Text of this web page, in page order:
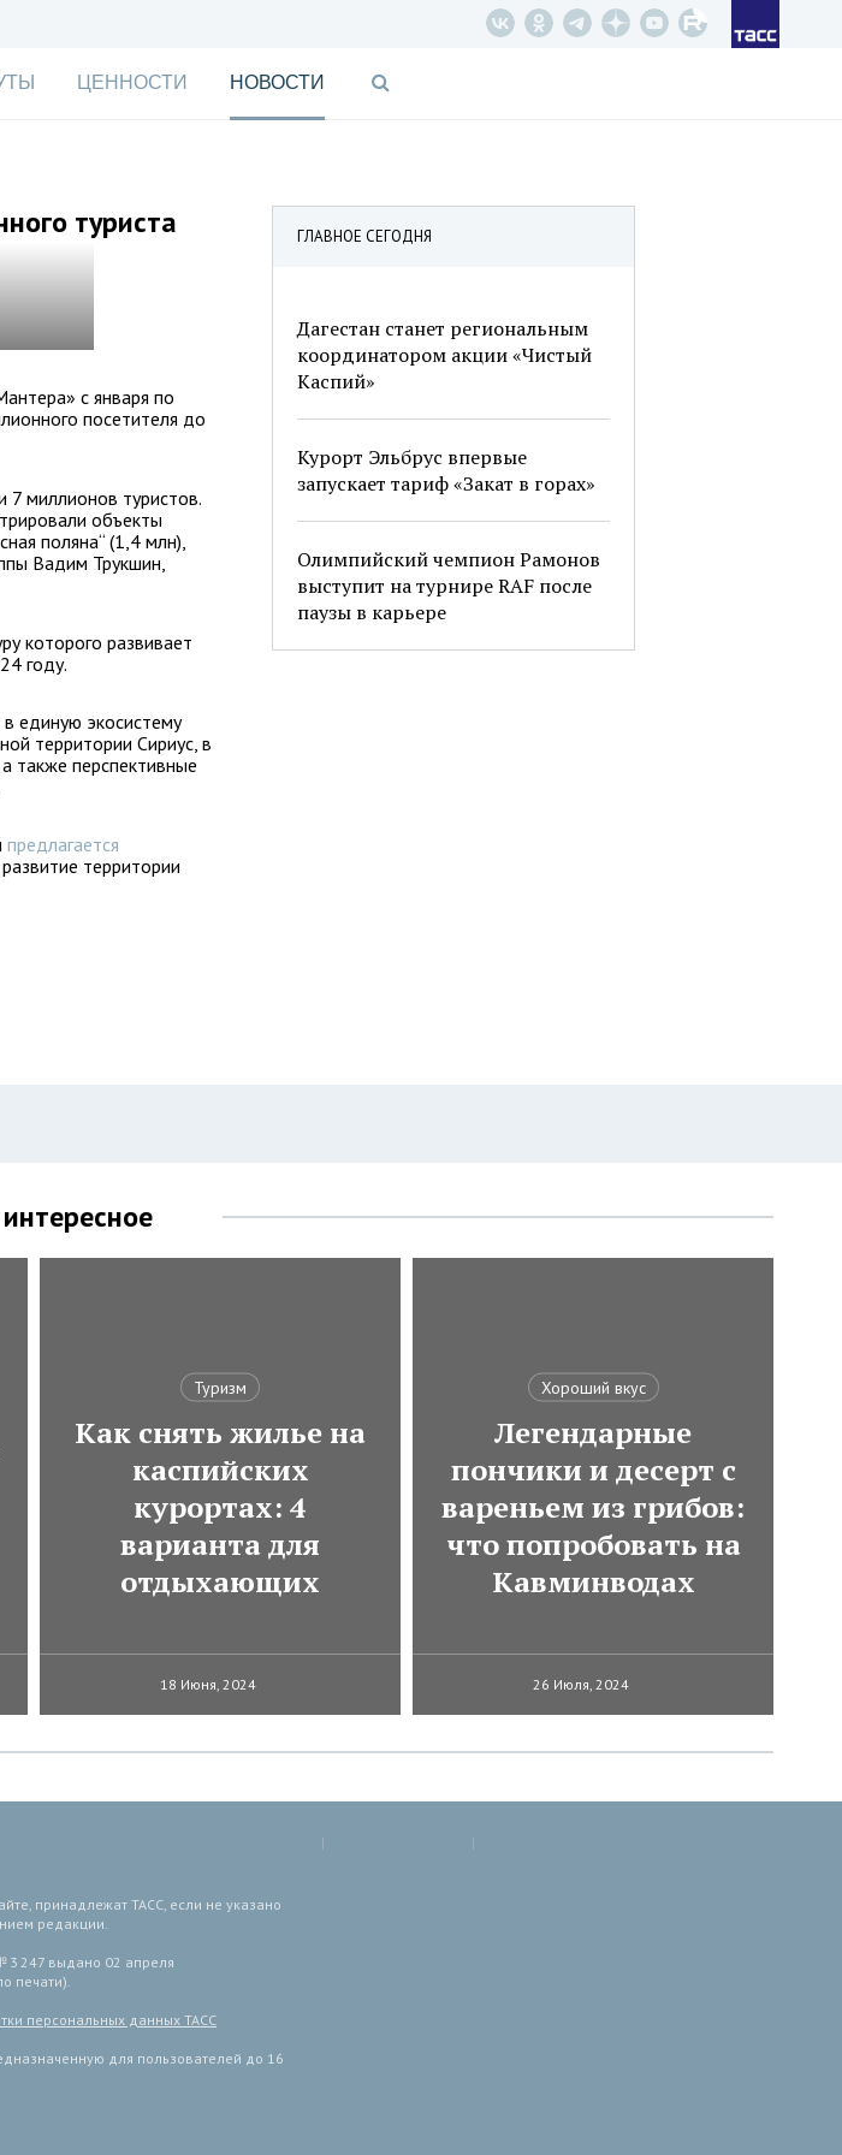
ЦЕННОСТИ НОВОСТИ
ГЛАВНОЕ СЕГОДНЯ
Дагестан станет региональным
координатором акции «Чистый
Каспий»
Курорт Эльбрус впервые
запускает тариф «Закат в горах»
Олимпийский чемпион Рамонов
выступит на турнире RAF после
паузы в карьере
туриста
с января по
посетителя до
7 миллионов туристов.
объекты
поляна“ (1,4 млн),
Вадим Трукшин,
которого развивает
году.
единую экосистему
территории Сириус, в
также перспективные
предлагается
территории
Туризм
Как снять жилье на
каспийских
курортах: 4
варианта для
отдыхающих
18 Июня, 2024
Хороший вкус
Легендарные
пончики и десерт с
вареньем из грибов:
что попробовать на
Кавминводах
26 Июля, 2024
принадлежат ТАСС, если не указано
редакции.
3 247 выдано 02 апреля
печати).
персональных данных ТАСС
для пользователей до 16